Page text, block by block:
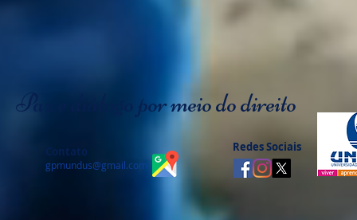
Paz e diálogo por meio do direito
Contato
gpmundus@gmail.com
Redes Sociais